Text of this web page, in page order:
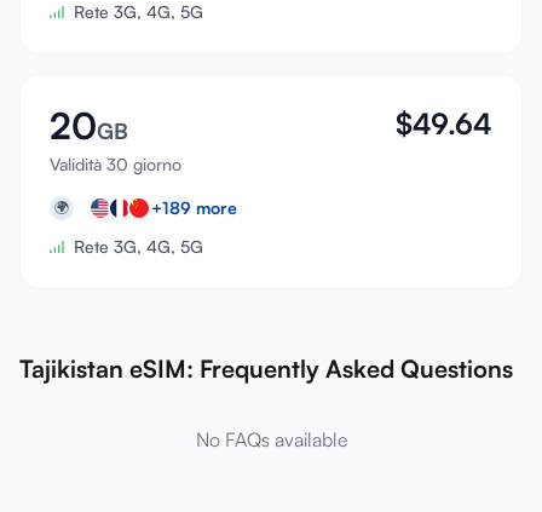
Rete 3G, 4G, 5G
20GB
Validità 30 giorno
$49.64
🌍 +189 more
Rete 3G, 4G, 5G
Tajikistan eSIM: Frequently Asked Questions
No FAQs available